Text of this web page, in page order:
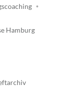
Hamburg